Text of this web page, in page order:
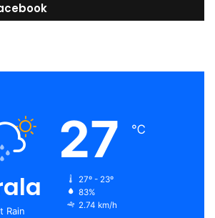
Rain
27 ℃
27º - 23º
83%
2.74 km/h